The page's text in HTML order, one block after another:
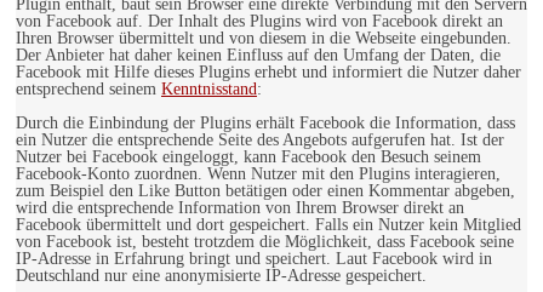
Plugin enthält, baut sein Browser eine direkte Verbindung mit den Servern
von Facebook auf. Der Inhalt des Plugins wird von Facebook direkt an
Ihren Browser übermittelt und von diesem in die Webseite eingebunden.
Der Anbieter hat daher keinen Einfluss auf den Umfang der Daten, die
Facebook mit Hilfe dieses Plugins erhebt und informiert die Nutzer daher
entsprechend seinem Kenntnisstand:
Durch die Einbindung der Plugins erhält Facebook die Information, dass
ein Nutzer die entsprechende Seite des Angebots aufgerufen hat. Ist der
Nutzer bei Facebook eingeloggt, kann Facebook den Besuch seinem
Facebook-Konto zuordnen. Wenn Nutzer mit den Plugins interagieren,
zum Beispiel den Like Button betätigen oder einen Kommentar abgeben,
wird die entsprechende Information von Ihrem Browser direkt an
Facebook übermittelt und dort gespeichert. Falls ein Nutzer kein Mitglied
von Facebook ist, besteht trotzdem die Möglichkeit, dass Facebook seine
IP-Adresse in Erfahrung bringt und speichert. Laut Facebook wird in
Deutschland nur eine anonymisierte IP-Adresse gespeichert.